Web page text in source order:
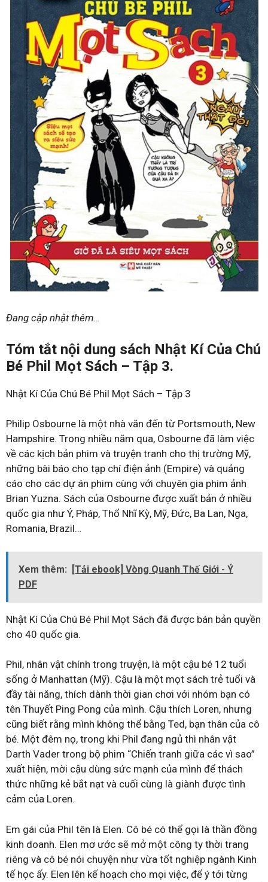
Đang cập nhật thêm…
Tóm tắt nội dung sách Nhật Kí Của Chú
Bé Phil Mọt Sách – Tập 3.
Nhật Kí Của Chú Bé Phil Mọt Sách – Tập 3
Philip Osbourne là một nhà văn đến từ Portsmouth, New
Hampshire. Trong nhiều năm qua, Osbourne đã làm việc
về các kịch bản phim và truyện tranh cho thị trường Mỹ,
những bài báo cho tạp chí điện ảnh (Empire) và quảng
cáo cho các dự án phim cùng với chuyên gia phim ảnh
Brian Yuzna. Sách của Osbourne được xuất bản ở nhiều
quốc gia như Ý, Pháp, Thổ Nhĩ Kỳ, Mỹ, Đức, Ba Lan, Nga,
Romania, Brazil…
Xem thêm:
[Tải ebook] Vòng Quanh Thế Giới - Ý
PDF
Nhật Kí Của Chú Bé Phil Mọt Sách đã được bán bản quyền
cho 40 quốc gia.
Phil, nhân vật chính trong truyện, là một cậu bé 12 tuổi
sống ở Manhattan (Mỹ). Cậu là một mọt sách trẻ tuổi và
đầy tài năng, thích dành thời gian chơi với nhóm bạn có
tên Thuyết Ping Pong của mình. Cậu thích Loren, nhưng
cũng biết rằng mình không thể bằng Ted, bạn thân của cô
bé. Một đêm nọ, trong khi Phil đang ngủ thì nhân vật
Darth Vader trong bộ phim “Chiến tranh giữa các vì sao”
xuất hiện, mời cậu dùng sức mạnh của mình để thách
thức những kẻ bắt nạt và cuối cùng là giành được tình
cảm của Loren.
Em gái của Phil tên là Elen. Cô bé có thể gọi là thần đồng
kinh doanh. Elen mơ ước sẽ mở một công ty thời trang
riêng và cô bé nói chuyện như vừa tốt nghiệp ngành Kinh
tế học ấy. Elen lên kế hoạch cho mọi việc, để ý tới từng